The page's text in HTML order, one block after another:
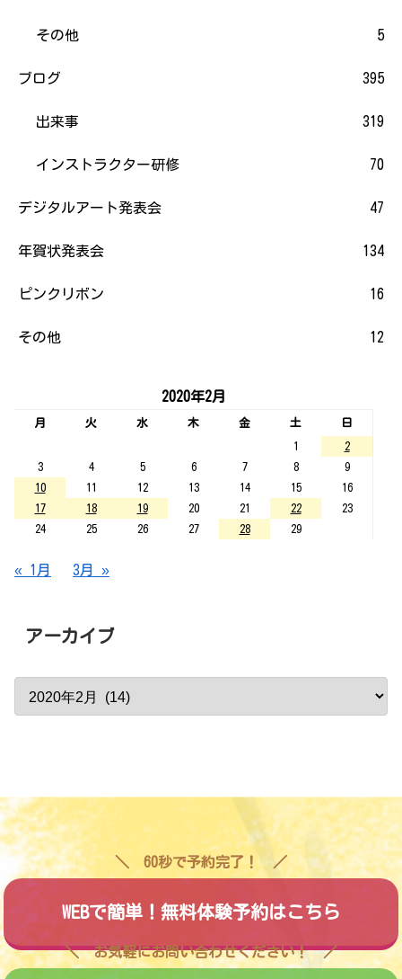
その他 5
ブログ 395
出来事 319
インストラクター研修 70
デジタルアート発表会 47
年賀状発表会 134
ピンクリボン 16
その他 12
2020年2月
月 火 水 木 金 土
日
1
2
3
4 5 6 7 8
9
10
11 12 13 14 15
16
17
18 19 20 21 22
23
24
25 26 27 28 29
« 1月 3月 »
アーカイブ
60秒で予約完了！
WEBで簡単！無料体験予約はこちら
お気軽にお問い合わせください！